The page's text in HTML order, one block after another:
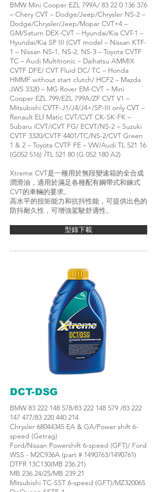
BMW Mini Cooper EZL 799A/ 83 22 0 136 376
– Chery CVT – Dodge/Jeep/Chrysler NS-2 –
Dodge/Chrysler/Jeep/Mopar CVT+4 –
GM/Saturn DEX-CVT – Hyundai/Kia CVT-1 –
Hyundai/Kia SP III (CVT model – Nissan KTF-
1 – Nissan NS-1, NS-2, NS-3 – Toyota CVTF
TC – Audi Multitronic – Daihatsu AMMIX
CVTF DFE/ CVT Fluid DC/ TC – Honda
HMMF without start clutch/ HCF2 – Mazda
JWS 3320 – MG Rover EM-CVT – Mini
Cooper EZL 799/EZL 799A/ZF CVT V1 –
Mitsubishi CVTF-J1/J4/J4+/SP-III only CVT –
Renault ELf Matic CVT/CVT CK-SK-FK –
Subaru iCVT/iCVT FG/ ECVT/NS-2 – Suzuki
CVTF 3320/CVTF 4401/TC/NS-2/CVT Green
1 & 2 – Toyota CVTF FE – VW/Audi TL 521 16
(G052 516) /TL 521 80 (G 052 180 A2)
Xtreme CVT是一種用於無段變速箱的全合成
潤滑油，適用於滿足各種配有鋼帶式和鍊式
CVT的車輛的要求。
高水平的扭矩能力和抗抖性能，可提供出色的
防抖耐久性，可增強駕駛舒適性。
型錄下載
DCT-DSG
BMW 83 222 148 578/83 222 148 579 /83 222
147 477/83 220 440 214
Chrysler 68044345 EA & GA/Power shift 6-
speed (Getrag)
Ford/Nissan Powershift 6-speed (GFT)/ Ford
WSS - M2C936A (part # 1490763/1490761)
DTFR 13C130(MB 236.21)
MB 236.24/25/MB 239.21
Mitsubishi TC-SST 6-speed (GFT)/MZ320065